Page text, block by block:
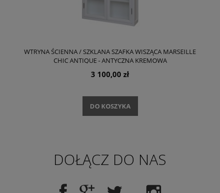
WTRYNA ŚCIENNA / SZKLANA SZAFKA WISZĄCA MARSEILLE
CHIC ANTIQUE - ANTYCZNA KREMOWA
3 100,00 zł
DO KOSZYKA
DOŁĄCZ DO NAS